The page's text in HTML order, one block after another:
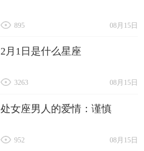
08月15日
895
2月1日是什么星座
08月15日
3263
处女座男人的爱情：谨慎
08月15日
952